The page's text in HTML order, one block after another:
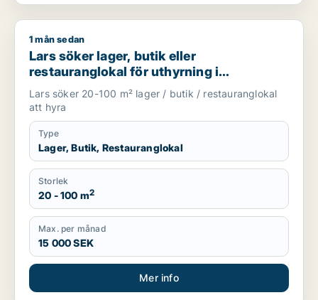
Lars söker lager, butik eller restauranglokal för uthyrning i
1 mån sedan
Lars söker lager, butik eller
restauranglokal för uthyrning i
Stockholm Innerstad, Kungsholmen eller
Vasastan m.fl.
Lars söker 20-100 m² lager / butik / restauranglokal
att hyra
Type
Lager, Butik, Restauranglokal
Storlek
20 - 100 m2
Max. per månad
15 000 SEK
Mer info